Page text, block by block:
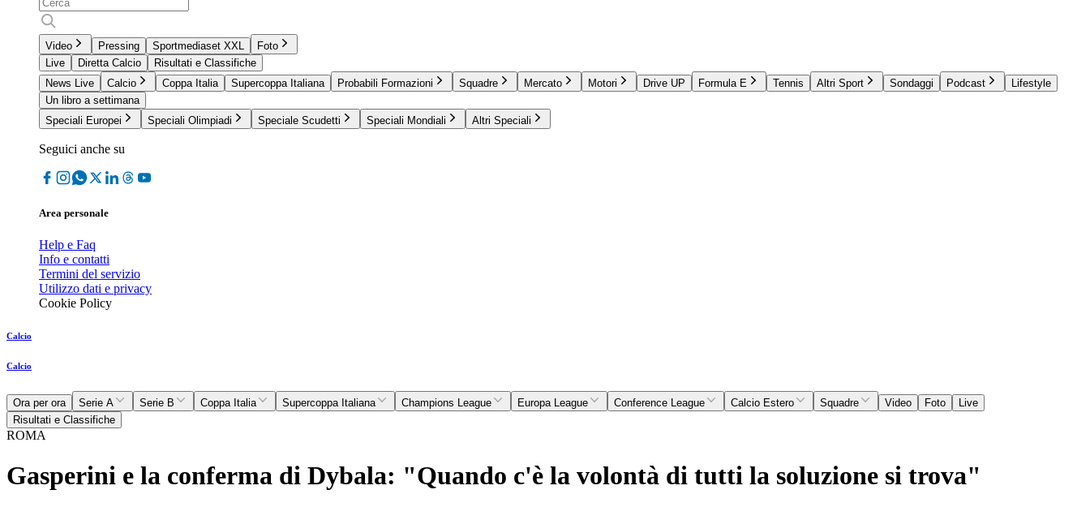
Video Pressing Sportmediaset XXL
Foto
Live
Diretta Calcio
Risultati e Classifiche
News Live
Calcio Coppa Italia Supercoppa Italiana Probabili Formazioni Squadre Mercato Motori Drive UP Formula E Tennis Altri Sport Sondaggi Podcast
Lifestyle
Un libro a settimana
Speciali Europei
Speciali Olimpiadi Speciale Scudetti Speciali Mondiali Altri Speciali
Seguici anche su
Area personale
Help e Faq
Info e contatti
Termini del servizio
Utilizzo dati e privacy
Cookie Policy
Calcio
Calcio
Ora per ora Serie A Serie B Coppa Italia Supercoppa Italiana Champions League Europa League Conference League Calcio Estero Squadre Video Foto
Live
Risultati e Classifiche
ROMA
Gasperini e la conferma di Dybala: "Quando c'è la volontà di tutti la soluzione si trova"